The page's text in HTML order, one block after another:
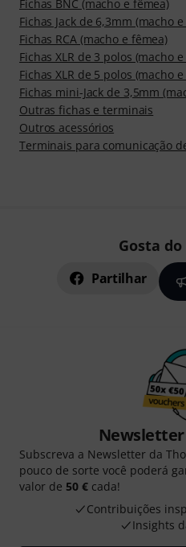
Fichas BNC (macho e fêmea)
Fichas Jack de 6,3mm (macho
Fichas RCA (macho e fêmea)
Fichas XLR de 3 polos (macho
Fichas XLR de 5 polos (macho
Fichas mini-Jack de 3,5mm
Outras fichas e terminais
Outros acessórios
Terminais para comunicação
Gosta
Partilhar
Subscreva a Newsletter da
pouco de sorte você poderá
valor de 50 € cada!
Contribuições
Insights